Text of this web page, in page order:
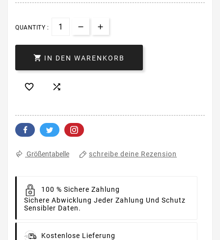
QUANTITY :
 IN DEN WARENKORB
 
Größentabelle schreibe deine Rezension
100 % Sichere Zahlung
Sichere Abwicklung Jeder Zahlung Und Schutz
Sensibler Daten.
Kostenlose Lieferung